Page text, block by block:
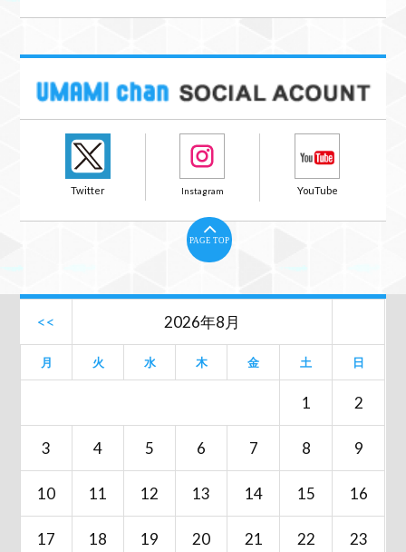
PAGE TOP
<< 2026年8月
月 火 水 木 金 土 日
1 2
3 4 5 6 7 8 9
10 11 12 13 14 15 16
17 18 19 20 21 22 23